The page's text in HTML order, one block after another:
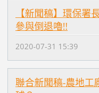
【新聞稿】環保署
參與倒退嚕!!
2020-07-31 15:39
聯合新聞稿-農地工